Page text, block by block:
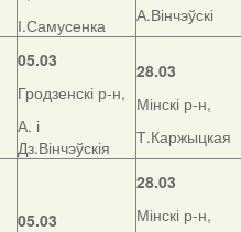
І.Самусенка
А.Вінчэўскі
05.03
Гродзенскі р-н,
А. і
Дз.Вінчэўскія
28.03
Мінскі р-н,
Т.Каржыцкая
05.03
28.03
Мінскі р-н,